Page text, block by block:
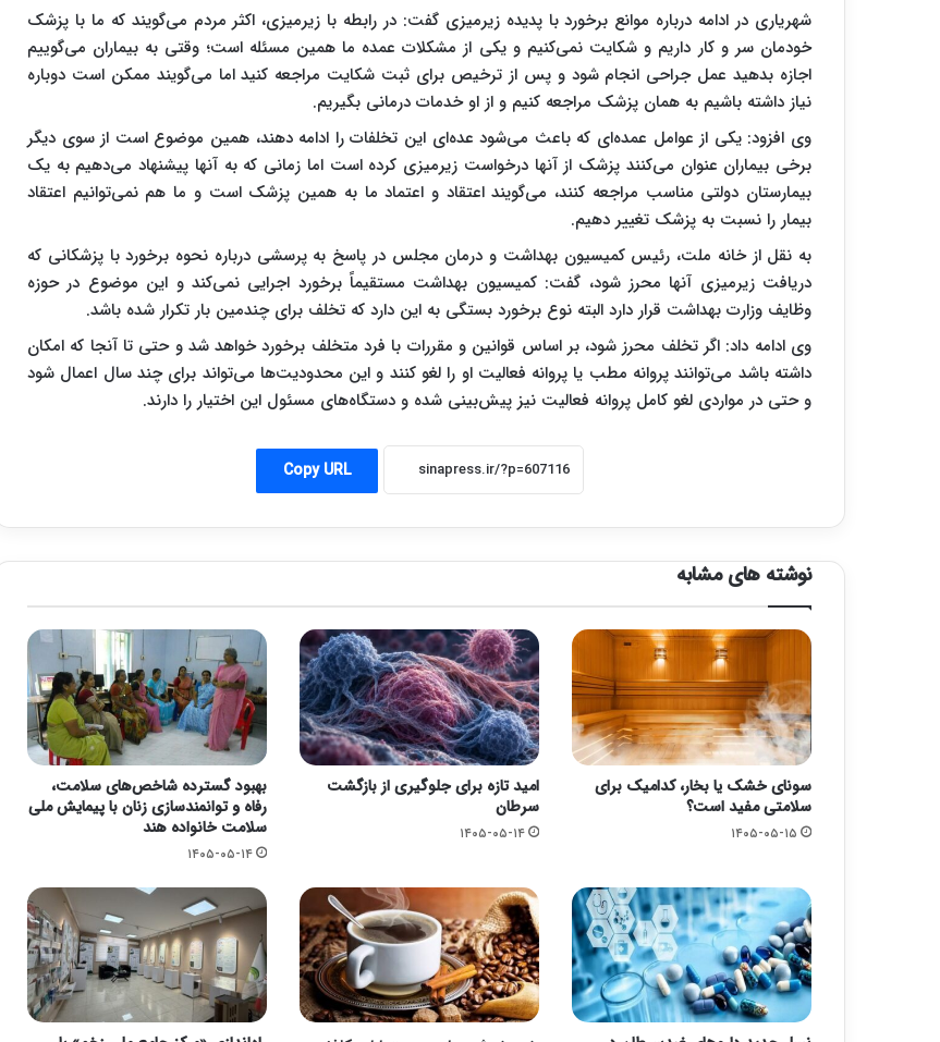
شهریاری در ادامه درباره موانع برخورد با پدیده زیرمیزی گفت: در رابطه با زیرمیزی، اکثر مردم می‌گویند که ما با پزشک
خودمان سر و کار داریم و شکایت نمی‌کنیم و یکی از مشکلات عمده ما همین مسئله است؛ وقتی به بیماران می‌گوییم
اجازه بدهید عمل جراحی انجام شود و پس از ترخیص برای ثبت شکایت مراجعه کنید اما می‌گویند ممکن است دوباره
نیاز داشته باشیم به همان پزشک مراجعه کنیم و از او خدمات درمانی بگیریم.
وی افزود: یکی از عوامل عمده‌ای که باعث می‌شود عده‌ای این تخلفات را ادامه دهند، همین موضوع است از سوی دیگر
برخی بیماران عنوان می‌کنند پزشک از آنها درخواست زیرمیزی کرده است اما زمانی که به آنها پیشنهاد می‌دهیم به یک
بیمارستان دولتی مناسب مراجعه کنند، می‌گویند اعتقاد و اعتماد ما به همین پزشک است و ما هم نمی‌توانیم اعتقاد
بیمار را نسبت به پزشک تغییر دهیم.
به نقل از خانه ملت، رئیس کمیسیون بهداشت و درمان مجلس در پاسخ به پرسشی درباره نحوه برخورد با پزشکانی که
دریافت زیرمیزی آنها محرز شود، گفت: کمیسیون بهداشت مستقیماً برخورد اجرایی نمی‌کند و این موضوع در حوزه
وظایف وزارت بهداشت قرار دارد البته نوع برخورد بستگی به این دارد که تخلف برای چندمین بار تکرار شده باشد.
وی ادامه داد: اگر تخلف محرز شود، بر اساس قوانین و مقررات با فرد متخلف برخورد خواهد شد و حتی تا آنجا که امکان
داشته باشد می‌توانند پروانه مطب یا پروانه فعالیت او را لغو کنند و این محدودیت‌ها می‌تواند برای چند سال اعمال شود
و حتی در مواردی لغو کامل پروانه فعالیت نیز پیش‌بینی شده و دستگاه‌های مسئول این اختیار را دارند.
Copy URL
نوشته های مشابه
سونای خشک یا بخار، کدامیک برای
سلامتی مفید است؟
۱۴۰۵-۰۵-۱۵
امید تازه برای جلوگیری از بازگشت
سرطان
۱۴۰۵-۰۵-۱۴
بهبود گسترده شاخص‌های سلامت،
رفاه و توانمندسازی زنان با پیمایش ملی
سلامت خانواده هند
۱۴۰۵-۰۵-۱۴